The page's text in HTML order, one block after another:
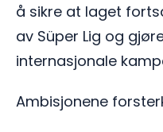
å sikre at laget
av Süper Lig og
internasjonale
Ambisjonene